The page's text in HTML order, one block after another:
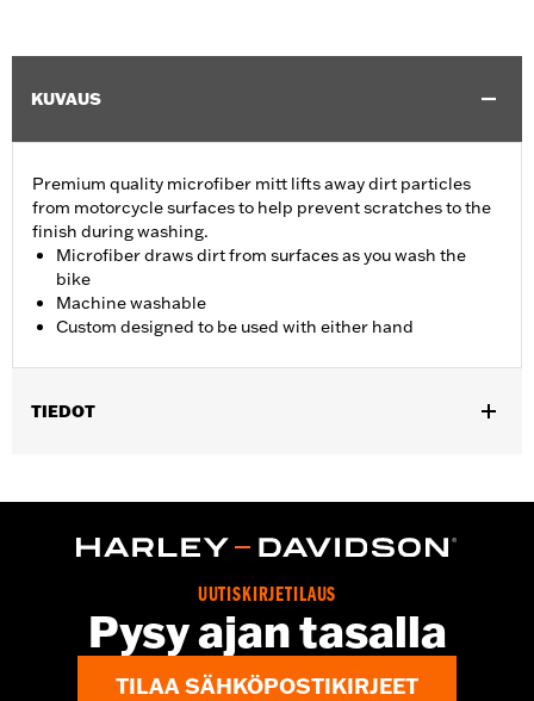
KUVAUS
Premium quality microfiber mitt lifts away dirt particles
from motorcycle surfaces to help prevent scratches to the
finish during washing.
Microfiber draws dirt from surfaces as you wash the
bike
Machine washable
Custom designed to be used with either hand
TIEDOT
In the Box: Wash mitt only
UUTISKIRJETILAUS
Pysy ajan tasalla
TILAA SÄHKÖPOSTIKIRJEET